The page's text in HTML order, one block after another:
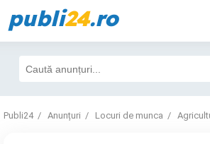
publi24.ro
Publi24 Anunțuri Locuri de munca